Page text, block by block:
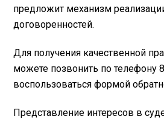
предложит механизм
договоренностей.
Для получения качественной
можете позвонить по телефону
воспользоваться формой
Представление интересов в